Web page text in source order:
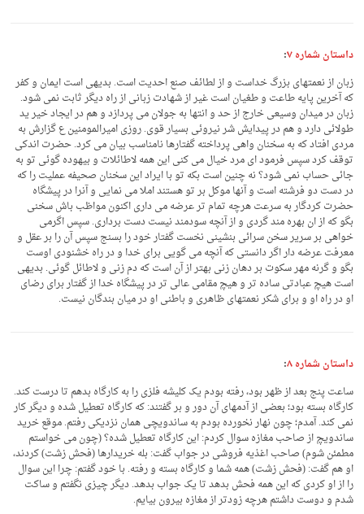
داستان شماره ۷ :
زبان از نعمتهای بزرگ خداست و از لطائف صنع احدیت است. بدیهی است ایمان و کفر
که آخرین پایه طاعت و طغیان است غیر از شهادت زبانی از راه دیگر ثابت نمی شود.
زبان در میدان وسیعی خارج از حد و انتها به جولان می پردازد و هم در ایجاد خیر ید
طولائی دارد و هم در پیدایش شر نیروئی بسیار قوی. روزی امیرالمومنین ع گزارش به
مردی افتاد که به سخنان واهی پرداخته گفتارها نامناسب بیان می کرد. حضرت اندکی
توقف کرد سپس فرمود ای مرد خیال می کنی این همه لاطائلات و بیهوده گوئی تو به
جائی حساب نمی شود؟ نه چنین است بکه تو با ایراد این سخنان صحیفه عملیت را که
در دست دو فرشته است و آنها موکل بر تو هستند املا می نمایی و آنرا در پیشگاه
حضرت کردگار به سرعت هرچه تمام تر عرضه می داری اکنون مواظب باش سخنی
بگو که از ان بهره مند گردی و از آنچه سودمند نیست دست برداری. سپس اگرمی
خواهی بر سریر سخن سرائی بنشینی نخست گفتار خود را بسنج سپس آن را بر عقل و
معرفت عرضه دار اگر دانستی که آنچه می گویی برای خدا و در راه خشنودی اوست
بگو و گرنه مهر سکوت بر دهان زنی بهتر از آن است که دم زنی و لاطائل گوئی. بدیهی
است هیچ عبادتی ساده تر و هیچ مقامی عالی تر در پیشگاه خدا از گفتار برای رضای
او در راه او و برای شکر نعمتهای ظاهری و باطنی او در میان بندگان نیست.
داستان شماره ۸ :
ساعت پنج بعد از ظهر بود، رفته بودم یک کلیشه فلزی را به کارگاه بدهم تا درست کند.
کارگاه بسته بود؛ بعضی از آدمهای آن دور و بر گفتند: که کارگاه تعطیل شده و دیگر کار
نمی کند. آمدم؛ چون نهار نخورده بودم به ساندویچی همان نزدیکی رفتم. موقع خرید
ساندویچ از صاحب مغازه سوال کردم: این کارگاه تعطیل شده؟ (چون می خواستم
مطمئن شوم) صاحب اغذیه فروشی در جواب گفت: بله خریدارها (فحش زشت) کردند،
او هم گفت: (فحش زشت) همه شما و کارگاه بسته و رفته. با خود گفتم: چرا این سوال
را از او کردی که این همه فحش بدهد تا یک جواب بدهد. دیگر چیزی نگفتم و ساکت
شدم و دوست داشتم هرچه زودتر از مغازه بیرون بیایم.